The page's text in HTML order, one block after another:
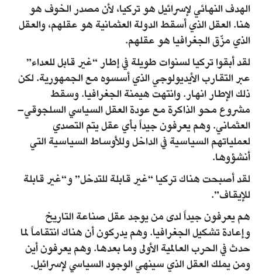
الهدف النهائي لإسرائيل هو تركيا، لأن مصدر الخوف هو
هنا. العقل الذي أسقط الدولة العثمانية هو عقلهم، والعقل
الذي مزّق الجغرافيا هو عقلهم.
لقد أبقوا تركيا لسنوات طويلة في إطار “غير قابل للعداء”
عبر التقارب الأيديولوجي الذي أسسوه مع الجمهورية. لكن
ذلك الإطار انهار. وانتهت هيمنة الجغرافيا. وسقط
مشروع محو الذاكرة مع عودة العقل السياسي السلجوقي–
العثماني. وهم يعرفون جيداً بأي عقل يتم التصدي
لعملياتهم السياسية في الداخل وللأوساط السياسية التي
أنشؤوها.
لقد أصبحت هناك تركيا “غير قابلة للتدخل” و“غير قابلة
للإيقاف”.
هم يعرفون جيداً لدى من يوجد عقل صناعة التاريخ
وإعادة تشكيل الجغرافيا. وهم يدركون أن هناك انتقاماً لما
حدث في الحرب العالمية الأولى وما بعدها. وهم يعرفون أين
ومن يملك العقل الذي سينهي الوجود السياسي لإسرائيل.